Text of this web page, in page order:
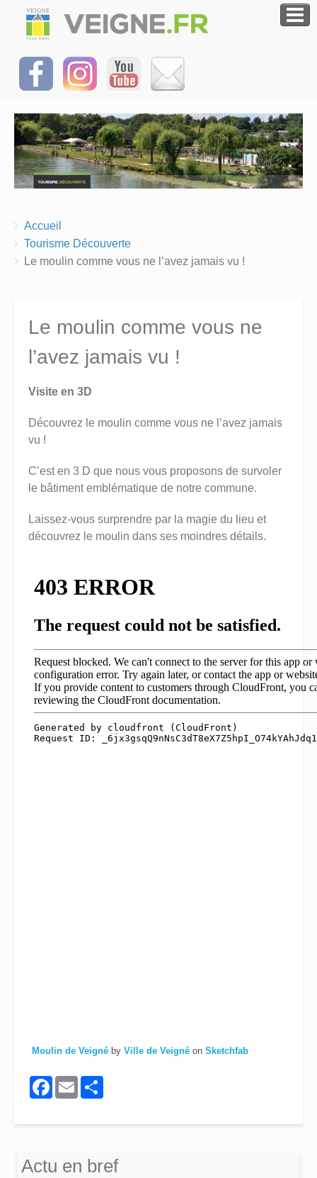
Breadcrumbs
You
are
here:
Accueil
Tourisme Découverte
Le moulin comme vous ne l’avez jamais vu !
Le moulin comme vous ne
l’avez jamais vu !
Visite en 3D
Découvrez le moulin comme vous ne l’avez jamais
vu !
C’est en 3 D que nous vous proposons de survoler
le bâtiment emblématique de notre commune.
Laissez-vous surprendre par la magie du lieu et
découvrez le moulin dans ses moindres détails.
Moulin de Veigné by Ville de Veigné on Sketchfab
Facebook
Email
Actu en bref